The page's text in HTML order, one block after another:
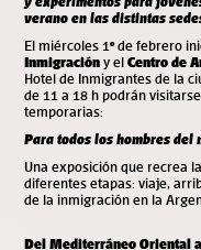
verano en las distintas
El miércoles 1ºde febrero
Inmigración y el Centro de
Hotel de Inmigrantes de la
de 11 a 18 h podrán
temporarias:
Para todos los hombres del
Una exposición que recrea
diferentes etapas: viaje,
de la inmigración en la
Del Mediterráneo Oriental